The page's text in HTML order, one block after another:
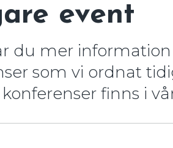
event
du mer
som vi ordnat
finns i